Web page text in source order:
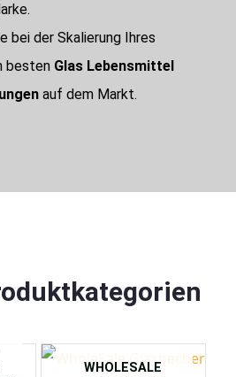
bei der Skalierung Ihres
besten Glas Lebensmittel
auf dem Markt.
WHOLESALE